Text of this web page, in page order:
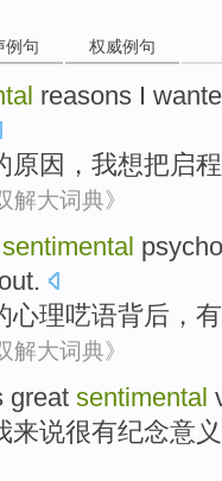
例句 权威例句
reasons I
原因 ， 我想把启程
解大词典》
sentimental
out.
心理呓语背后 ， 有
解大词典》
great sentimental
来说很有纪念意义